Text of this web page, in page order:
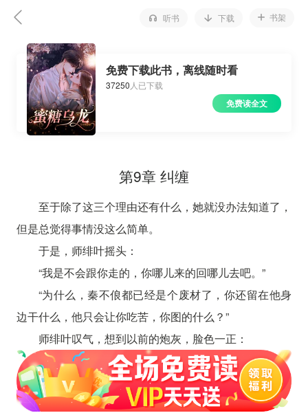
听书 下载 书架
免费下载此书，离线随时看
37250 人已下载
免费读全文
第9章 纠缠
至于除了这三个理由还有什么，她就没办法知道了，
但是总觉得事情没这么简单。
于是，师绯叶摇头：
“我是不会跟你走的，你哪儿来的回哪儿去吧。”
“为什么，秦不俍都已经是个废材了，你还留在他身
边干什么，他只会让你吃苦，你图的什么？”
师绯叶叹气，想到以前的炮灰，脸色一正：